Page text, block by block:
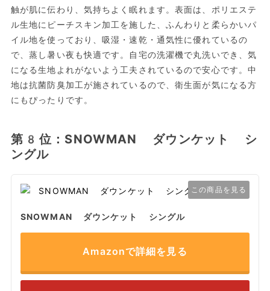
触が肌に伝わり、気持ちよく眠れます。表面は、ポリエステ
ル生地にピーチスキン加工を施した、ふんわりと柔らかいパ
イル地を使っており、吸湿・速乾・通気性に優れているの
で、蒸し暑い夜も快適です。自宅の洗濯機で丸洗いでき、気
になる生地よれがないよう工夫されているので安心です。中
地は抗菌防臭加工が施されているので、衛生面が気になる方
にもぴったりです。
第8位：SNOWMAN ダウンケット シ
ングル
この商品を見る
SNOWMAN ダウンケット シングル
Amazonで詳細を見る